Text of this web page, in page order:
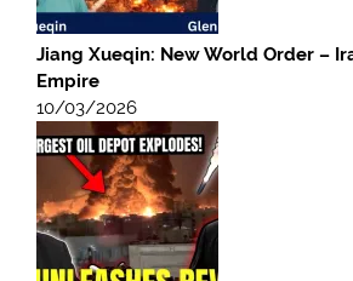
Jiang Xueqin: New World Order –
Empire
10/03/2026